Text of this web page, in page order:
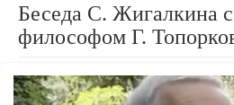
Беседа С. Жигалкина
философом Г.